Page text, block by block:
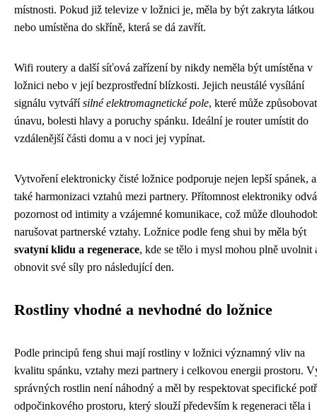
místnosti. Pokud již televize v ložnici je, měla by být zakryta látkou
nebo umístěna do skříně, která se dá zavřít.
Wifi routery a další síťová zařízení by nikdy neměla být umístěna v
ložnici nebo v její bezprostřední blízkosti. Jejich neustálé vysílání
signálu vytvářísilné elektromagnetické pole, které může způsobovat
únavu, bolesti hlavy a poruchy spánku. Ideální je router umístit do
vzdálenější části domu a v noci jej vypínat.
Vytvoření elektronicky čisté ložnice podporuje nejen lepší spánek,
také harmonizaci vztahů mezi partnery. Přítomnost elektroniky
pozornost od intimity a vzájemné komunikace, což může
narušovat partnerské vztahy. Ložnice podle feng shui by měla být
svatyní klidu a regenerace, kde se tělo i mysl mohou plně uvolnit
obnovit své síly pro následující den.
Rostliny vhodné a nevhodné do ložnice
Podle principů feng shui mají rostliny v ložnici významný vliv na
kvalitu spánku, vztahy mezi partnery i celkovou energii prostoru.
správných rostlin není náhodný a měl by respektovat specifické
odpočinkového prostoru, který slouží především k regeneraci těla i